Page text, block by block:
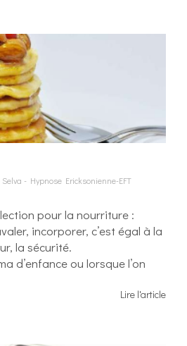
- Hypnose Ericksonienne-EFT
pour la nourriture :
incorporer, c’est égal à la
la sécurité.
d’enfance ou lorsque l’on
Lire l'article